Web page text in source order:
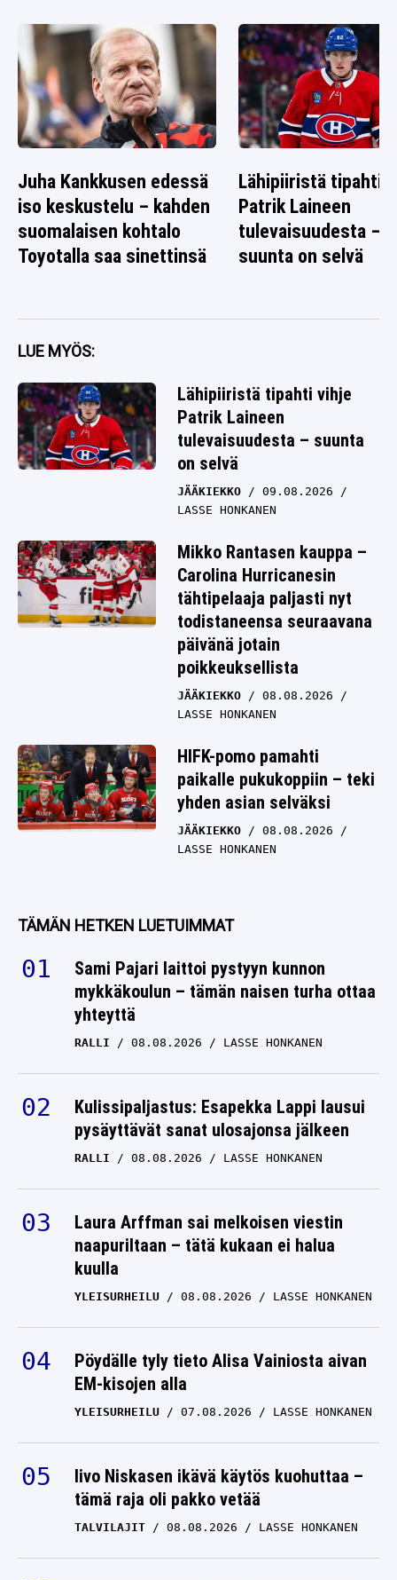
Juha Kankkusen edessä
iso keskustelu – kahden
suomalaisen kohtalo
Toyotalla saa sinettinsä
Lähipiiristä tipahti
Patrik Laineen
tulevaisuudesta –
suunta on selvä
LUE MYÖS:
Lähipiiristä tipahti vihje
Patrik Laineen
tulevaisuudesta – suunta
on selvä
JÄÄKIEKKO
09.08.2026
LASSE HONKANEN
Mikko Rantasen kauppa –
Carolina Hurricanesin
tähtipelaaja paljasti nyt
todistaneensa seuraavana
päivänä jotain
poikkeuksellista
JÄÄKIEKKO
08.08.2026
LASSE HONKANEN
HIFK-pomo pamahti
paikalle pukukoppiin – teki
yhden asian selväksi
JÄÄKIEKKO
08.08.2026
LASSE HONKANEN
TÄMÄN HETKEN LUETUIMMAT
Sami Pajari laittoi pystyyn kunnon
mykkäkoulun – tämän naisen turha ottaa
yhteyttä
RALLI 08.08.2026 LASSE HONKANEN
Kulissipaljastus: Esapekka Lappi lausui
pysäyttävät sanat ulosajonsa jälkeen
RALLI 08.08.2026 LASSE HONKANEN
Laura Arffman sai melkoisen viestin
naapuriltaan – tätä kukaan ei halua
kuulla
YLEISURHEILU 08.08.2026 LASSE HONKANEN
Pöydälle tyly tieto Alisa Vainiosta aivan
EM-kisojen alla
YLEISURHEILU 07.08.2026 LASSE HONKANEN
Iivo Niskasen ikävä käytös kuohuttaa –
tämä raja oli pakko vetää
TALVILAJIT 08.08.2026 LASSE HONKANEN